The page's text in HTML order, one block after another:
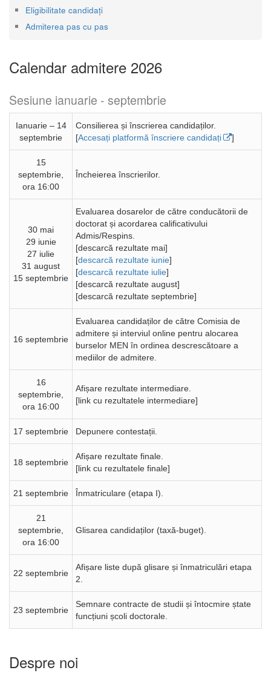
Eligibilitate candidați
Admiterea pas cu pas
Calendar admitere 2026
Sesiune ianuarie - septembrie
Ianuarie – 14
septembrie
Consilierea și înscrierea candidaților.
[Accesați platformă înscriere candidați ]
15
septembrie,
ora 16:00
Încheierea înscrierilor.
30 mai
29 iunie
27 iulie
31 august
15 septembrie
Evaluarea dosarelor de către conducătorii de
doctorat și acordarea calificativului
Admis/Respins.
[descarcă rezultate mai]
[descarcă rezultate iunie]
[descarcă rezultate iulie]
[descarcă rezultate august]
[descarcă rezultate septembrie]
16 septembrie
Evaluarea candidaților de către Comisia de
admitere și interviul online pentru alocarea
burselor MEN în ordinea descrescătoare a
mediilor de admitere.
16
septembrie,
ora 16:00
Afișare rezultate intermediare.
[link cu rezultatele intermediare]
17 septembrie Depunere contestații.
18 septembrie
Afișare rezultate finale.
[link cu rezultatele finale]
21 septembrie Înmatriculare (etapa I).
21
septembrie,
ora 16:00
Glisarea candidaților (taxă-buget).
22 septembrie
Afișare liste după glisare și înmatriculări etapa
2.
23 septembrie
Semnare contracte de studii și întocmire ștate
funcțiuni școli doctorale.
Despre noi